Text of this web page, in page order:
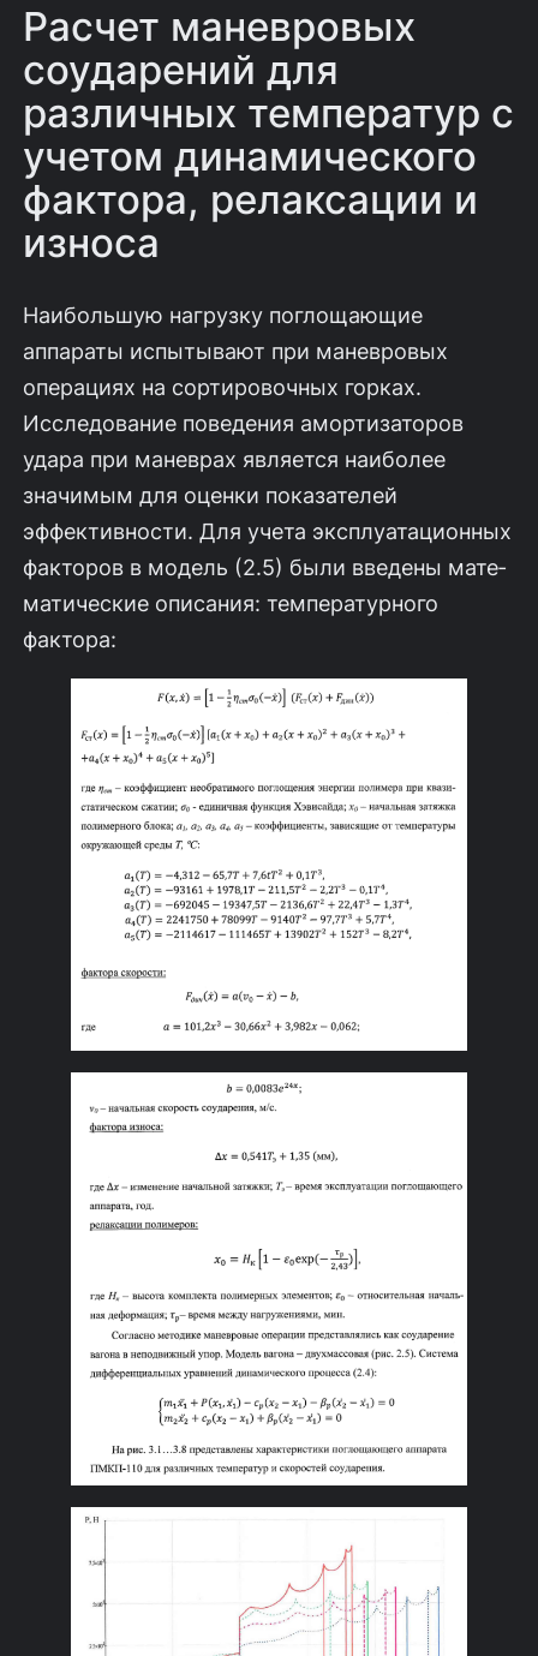
Расчет маневровых
соударений для
различных температур с
учетом динамического
фактора, релаксации и
износа
Наибольшую нагрузку поглощающие
аппараты испытывают при маневро­вых
операциях на сортировочных горках.
Исследование поведения амортизато­ров
удара при маневрах является наиболее
значимым для оценки показателей
эффективности. Для учета эксплуатационных
факторов в модель (2.5) были введены мате­
матические описания: температурного
фактора: